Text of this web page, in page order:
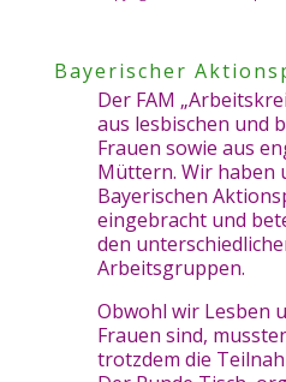
Bayerischer
Der FAM
aus lesbischen und
Frauen sowie aus
Müttern. Wir haben
Bayerischen
eingebracht und
den
Arbeitsgruppen.
Obwohl wir Lesben
Frauen sind,
trotzdem die